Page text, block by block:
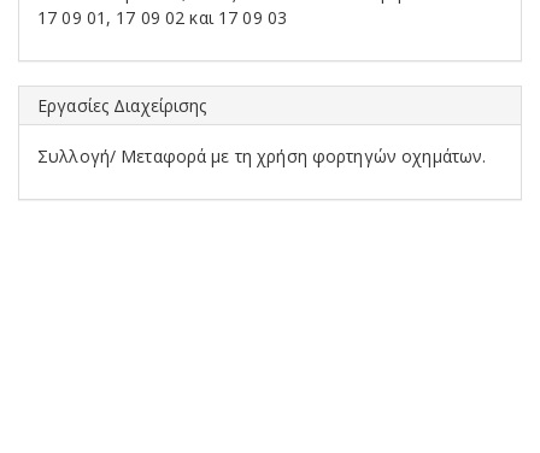
17 09 01, 17 09 02 και 17 09 03
Εργασίες Διαχείρισης
Συλλογή/ Μεταφορά με τη χρήση φορτηγών οχημάτων.